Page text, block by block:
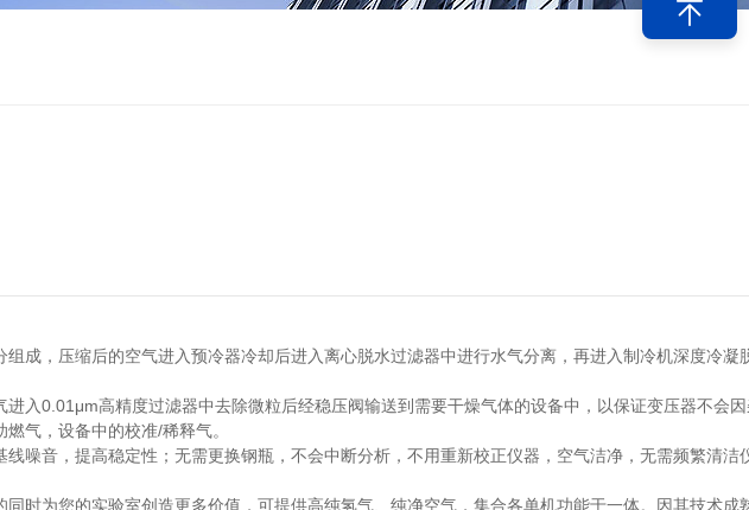
成，压缩后的空气进入预冷器冷却后进入离心脱水过滤器中进行水气分离，再进入制冷机深度冷凝
0.01μm高精度过滤器中去除微粒后经稳压阀输送到需要干燥气体的设备中，以保证变压器不会
气，设备中的校准/稀释气。
音，提高稳定性；无需更换钢瓶，不会中断分析，不用重新校正仪器，空气洁净，无需频繁清洁
为您的实验室创造更多价值，可提供高纯氢气、纯净空气，集合各单机功能于一体。因其技术成